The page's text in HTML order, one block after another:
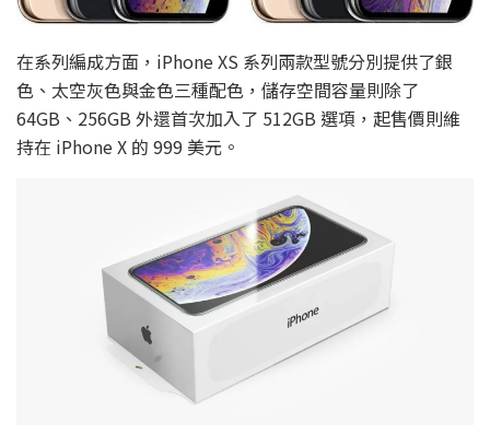
在系列編成方面，iPhone XS 系列兩款型號分別提供了銀
色、太空灰色與金色三種配色，儲存空間容量則除了
64GB、256GB 外還首次加入了 512GB 選項，起售價則維
持在 iPhone X 的 999 美元。